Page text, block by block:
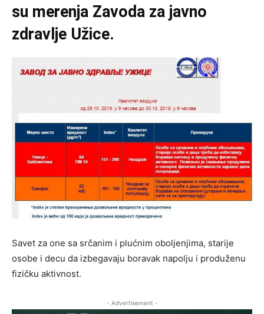
su merenja Zavoda za javno
zdravlje Užice.
Savet za one sa srčanim i plućnim oboljenjima, starije
osobe i decu da izbegavaju boravak napolju i produženu
fizičku aktivnost.
- Advertisement -